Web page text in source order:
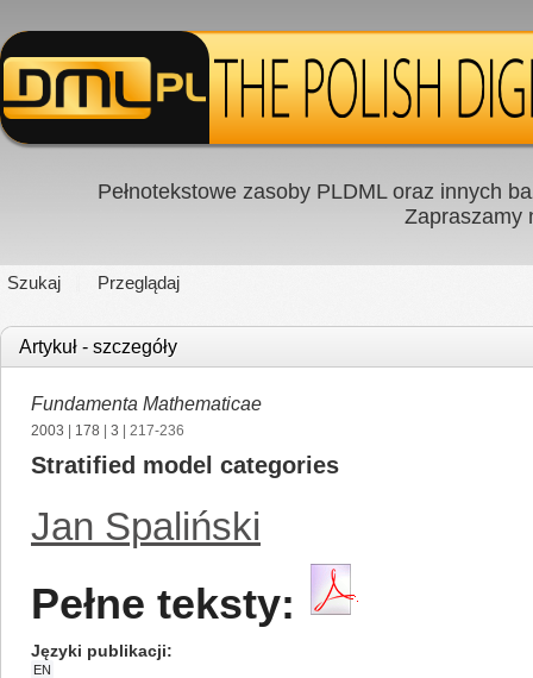
Pełnotekstowe zasoby PLDML oraz innych
Zapraszamy
Szukaj Przeglądaj
Artykuł - szczegóły
Fundamenta Mathematicae
2003 178 3 | 217-236
Stratified model categories
Jan Spaliński
Pełne teksty:
Języki publikacji
EN